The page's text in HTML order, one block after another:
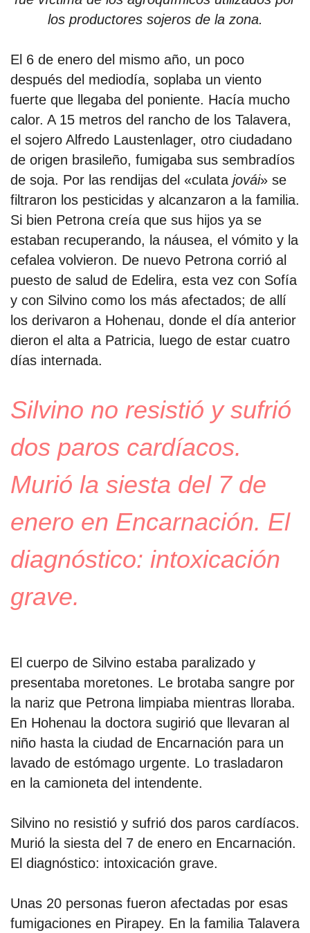
los productores sojeros de la zona.
El 6 de enero del mismo año, un poco
después del mediodía, soplaba un viento
fuerte que llegaba del poniente. Hacía mucho
calor. A 15 metros del rancho de los Talavera,
el sojero Alfredo Laustenlager, otro ciudadano
de origen brasileño, fumigaba sus sembradíos
de soja. Por las rendijas del «culata jovái» se
filtraron los pesticidas y alcanzaron a la familia.
Si bien Petrona creía que sus hijos ya se
estaban recuperando, la náusea, el vómito y la
cefalea volvieron. De nuevo Petrona corrió al
puesto de salud de Edelira, esta vez con Sofía
y con Silvino como los más afectados; de allí
los derivaron a Hohenau, donde el día anterior
dieron el alta a Patricia, luego de estar cuatro
días internada.
Silvino no resistió y sufrió
dos paros cardíacos.
Murió la siesta del 7 de
enero en Encarnación. El
diagnóstico: intoxicación
grave.
El cuerpo de Silvino estaba paralizado y
presentaba moretones. Le brotaba sangre por
la nariz que Petrona limpiaba mientras lloraba.
En Hohenau la doctora sugirió que llevaran al
niño hasta la ciudad de Encarnación para un
lavado de estómago urgente. Lo trasladaron
en la camioneta del intendente.
Silvino no resistió y sufrió dos paros cardíacos.
Murió la siesta del 7 de enero en Encarnación.
El diagnóstico: intoxicación grave.
Unas 20 personas fueron afectadas por esas
fumigaciones en Pirapey. En la familia Talavera